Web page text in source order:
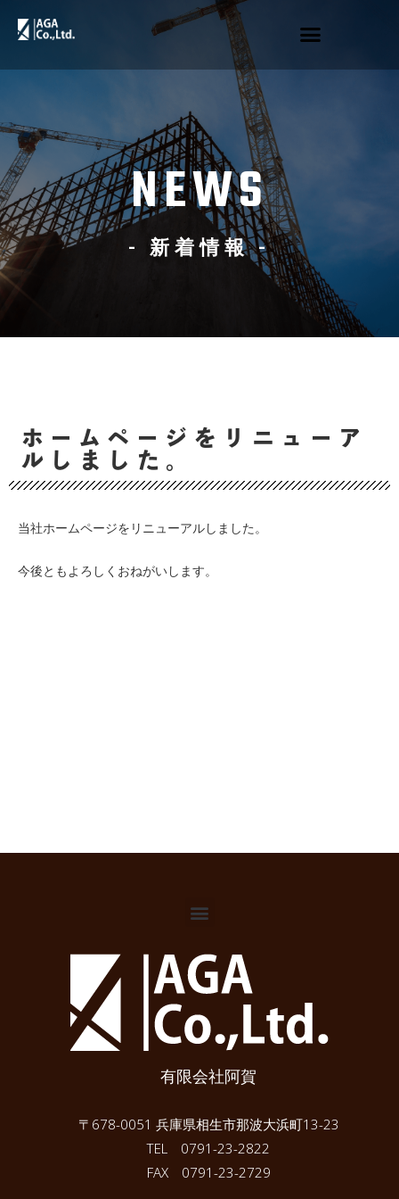
NEWS
- 新着情報 -
ホームページをリニューア
ルしました。
当社ホームページをリニューアルしました。
今後ともよろしくおねがいします。
有限会社阿賀
〒678-0051 兵庫県相生市那波大浜町13-23
TEL 0791-23-2822
FAX 0791-23-2729